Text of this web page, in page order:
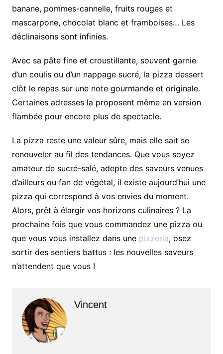
banane, pommes-cannelle, fruits rouges et
mascarpone, chocolat blanc et framboises… Les
déclinaisons sont infinies.
Avec sa pâte fine et croustillante, souvent garnie
d’un coulis ou d’un nappage sucré, la pizza dessert
clôt le repas sur une note gourmande et originale.
Certaines adresses la proposent même en version
flambée pour encore plus de spectacle.
La pizza reste une valeur sûre, mais elle sait se
renouveler au fil des tendances. Que vous soyez
amateur de sucré-salé, adepte des saveurs venues
d’ailleurs ou fan de végétal, il existe aujourd’hui une
pizza qui correspond à vos envies du moment.
Alors, prêt à élargir vos horizons culinaires ? La
prochaine fois que vous commandez une pizza ou
que vous vous installez dans une pizzeria, osez
sortir des sentiers battus : les nouvelles saveurs
n’attendent que vous !
Vincent